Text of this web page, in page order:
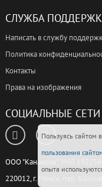
СЛУЖБА
Написать в службу
Политика
Контакты
Права на изображения
СОЦИАЛЬНЫЕ СЕТИ
ООО "Канакона", УНП
220012, г. Минск, пер.
Пользуясь сайтом
пользования
опыта